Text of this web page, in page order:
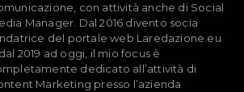
con attività anche di Social
Manager. Dal 2016 divento socia
del portale web Laredazione.eu
2019 ad oggi, il mio focus è
dedicato all’attività di
Marketing presso l’azienda